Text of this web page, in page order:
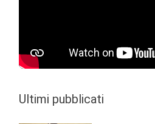
Ultimi pubblicati